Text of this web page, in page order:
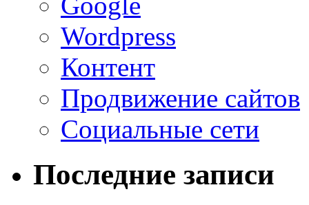
Wordpress
Контент
Продвижение сайтов
Социальные сети
Последние записи